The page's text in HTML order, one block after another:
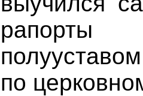
рапорты
по